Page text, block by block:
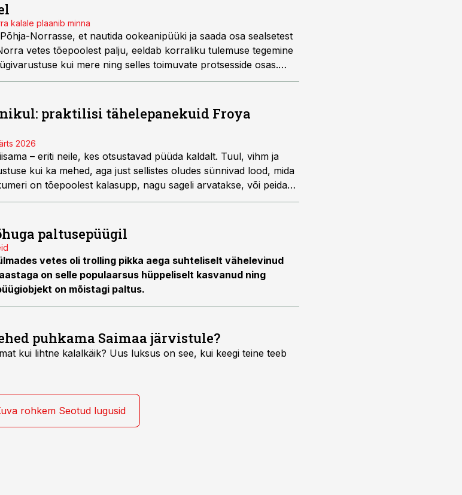
kalale plaanib minna
Norrasse, et nautida ookeanipüüki ja saada osa sealsetest
vetes tõepoolest palju, eeldab korraliku tulemuse tegemine
kui mere ning selles toimuvate protsesside osas.
ettekandel Norra kalapüügihuviliste kokkutulekul
mis toimub Põhja-Norra ookeanil erinevatel aastaaegadel
käsitlemist ka muud teemaga haakuvad huvipakkuvad
praktilisi tähelepanekuid Froya
2026
– eriti neile, kes otsustavad püüda kaldalt. Tuul, vihm ja
kui ka mehed, aga just sellistes oludes sünnivad lood, mida
on tõepoolest kalasupp, nagu sageli arvatakse, või peidab
paltusepüügil
vetes oli trolling pikka aega suhteliselt vähelevinud
on selle populaarsus hüppeliselt kasvanud ning
on mõistagi paltus.
puhkama Saimaa järvistule?
kui lihtne kalalkäik? Uus luksus on see, kui keegi teine teeb
rohkem Seotud lugusid